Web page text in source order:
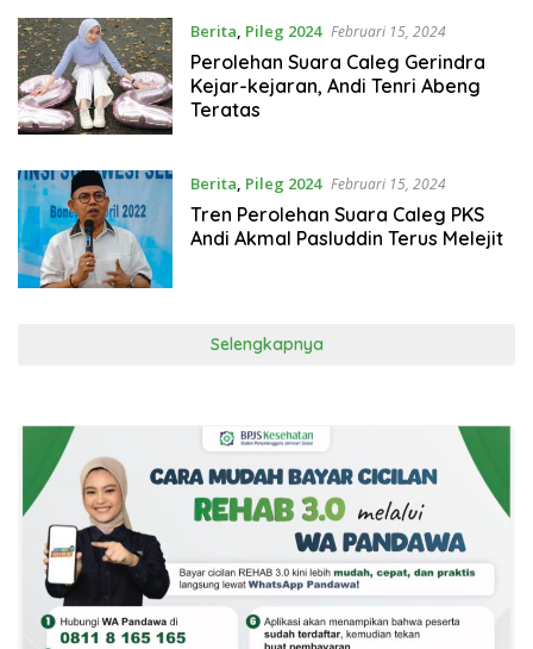
Berita, Pileg 2024 Februari 15, 2024
Perolehan Suara Caleg Gerindra
Kejar-kejaran, Andi Tenri Abeng
Teratas
Berita, Pileg 2024 Februari 15, 2024
Tren Perolehan Suara Caleg PKS
Andi Akmal Pasluddin Terus Melejit
Selengkapnya